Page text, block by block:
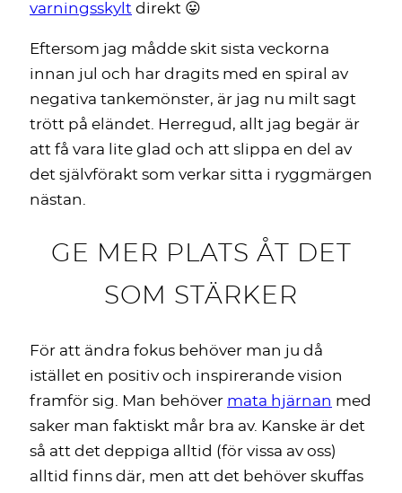
varningsskylt direkt 😛
Eftersom jag mådde skit sista veckorna
innan jul och har dragits med en spiral av
negativa tankemönster, är jag nu milt sagt
trött på eländet. Herregud, allt jag begär är
att få vara lite glad och att slippa en del av
det självförakt som verkar sitta i ryggmärgen
nästan.
GE MER PLATS ÅT DET
SOM STÄRKER
För att ändra fokus behöver man ju då
istället en positiv och inspirerande vision
framför sig. Man behöver mata hjärnan med
saker man faktiskt mår bra av. Kanske är det
så att det deppiga alltid (för vissa av oss)
alltid finns där, men att det behöver skuffas